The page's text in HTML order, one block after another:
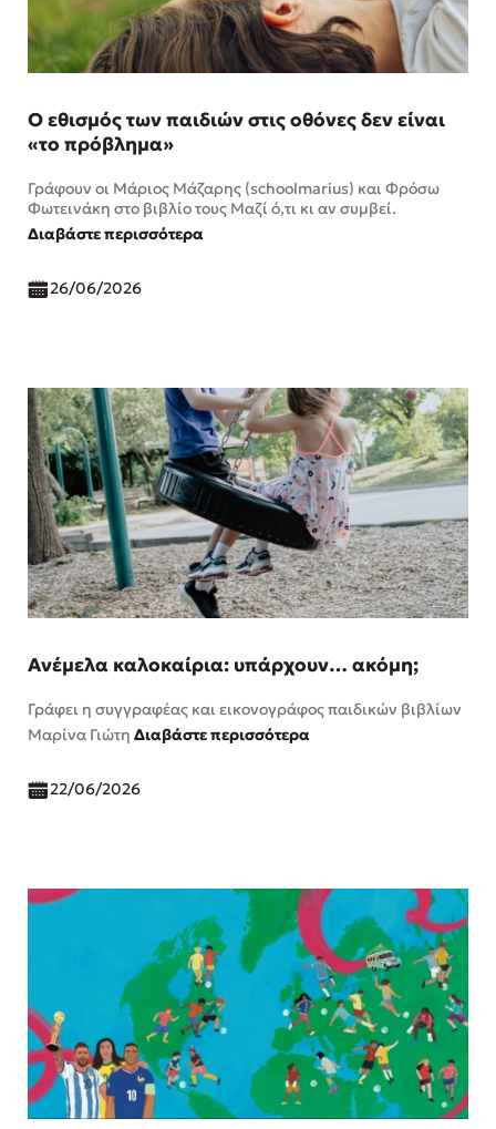
Ο εθισμός των παιδιών στις οθόνες δεν είναι
«το πρόβλημα»
Γράφουν οι Μάριος Μάζαρης (schoolmarius) και Φρόσω
Φωτεινάκη στο βιβλίο τους Μαζί ό,τι κι αν συμβεί.
Διαβάστε περισσότερα
26/06/2026
Ανέμελα καλοκαίρια: υπάρχουν… ακόμη;
Γράφει η συγγραφέας και εικονογράφος παιδικών βιβλίων
Μαρίνα Γιώτη Διαβάστε περισσότερα
22/06/2026